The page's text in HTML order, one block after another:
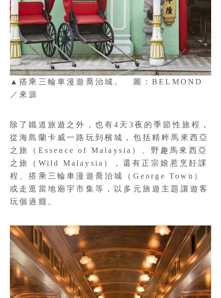
▲搭乘三輪車漫遊喬治城。 圖：BELMOND
／來源
除了鐵道旅遊之外，也有4天3夜的季節性旅程，
從海島蘭卡威一路玩到檳城，包括精粹馬來西亞
之旅（Essence of Malaysia）、野趣馬來西亞
之旅（Wild Malaysia），還有正宗娘惹烹飪課
程、搭乘三輪車漫遊喬治城（George Town）
或走逛當地廟宇市集等，以多元旅遊主題讓遊客
玩個過癮。